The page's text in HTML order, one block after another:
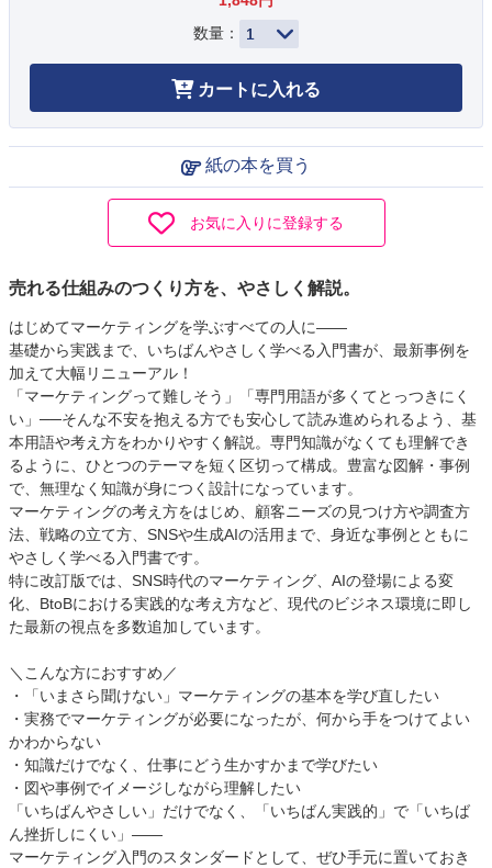
数量：
カートに入れる
紙の本を買う
お気に入りに登録する
売れる仕組みのつくり方を、やさしく解説。
はじめてマーケティングを学ぶすべての人に――
基礎から実践まで、いちばんやさしく学べる入門書が、最新事例を
加えて大幅リニューアル！
「マーケティングって難しそう」「専門用語が多くてとっつきにく
い」──そんな不安を抱える方でも安心して読み進められるよう、基
本用語や考え方をわかりやすく解説。専門知識がなくても理解でき
るように、ひとつのテーマを短く区切って構成。豊富な図解・事例
で、無理なく知識が身につく設計になっています。
マーケティングの考え方をはじめ、顧客ニーズの見つけ方や調査方
法、戦略の立て方、SNSや生成AIの活用まで、身近な事例とともに
やさしく学べる入門書です。
特に改訂版では、SNS時代のマーケティング、AIの登場による変
化、BtoBにおける実践的な考え方など、現代のビジネス環境に即し
た最新の視点を多数追加しています。
＼こんな方におすすめ／
・「いまさら聞けない」マーケティングの基本を学び直したい
・実務でマーケティングが必要になったが、何から手をつけてよい
かわからない
・知識だけでなく、仕事にどう生かすかまで学びたい
・図や事例でイメージしながら理解したい
「いちばんやさしい」だけでなく、「いちばん実践的」で「いちば
ん挫折しにくい」――
マーケティング入門のスタンダードとして、ぜひ手元に置いておき